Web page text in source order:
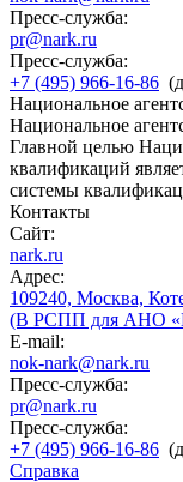
Пресс-служба:
pr@nark.ru
Пресс-служба:
+7 (495) 966-16-86
Национальное
Национальное
Главной целью
квалификаций
системы
Контакты
Сайт:
nark.ru
Адрес:
109240, Москва,
(В РСПП для АНО
E-mail:
nok-nark@nark.ru
Пресс-служба:
pr@nark.ru
Пресс-служба:
+7 (495) 966-16-86
Справка